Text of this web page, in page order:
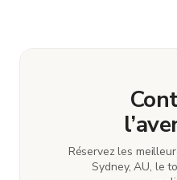
Réservez les
Sydney, AU, le